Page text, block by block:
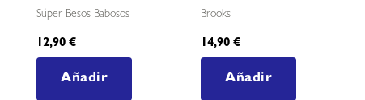
Súper Besos Babosos
12,90€
Añadir
Brooks
14,90€
Añadir